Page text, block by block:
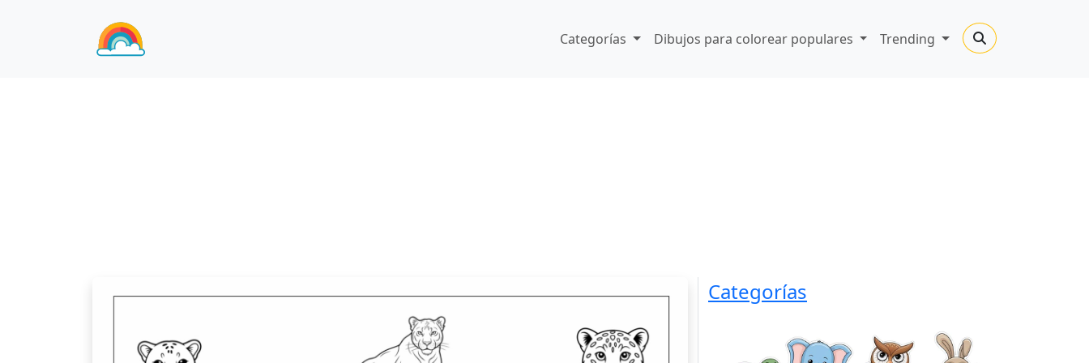
Categorías Dibujos para colorear populares Trending
Categorías